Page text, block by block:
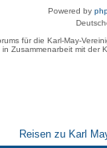
Powered by
für die Karl-May-
in Zusammenarbeit mit der
Reisen zu Karl